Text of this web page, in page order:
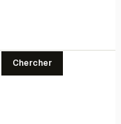
Chercher